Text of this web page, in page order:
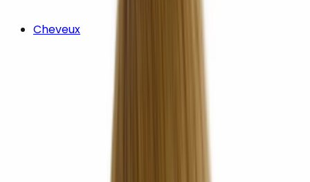
Cheveux